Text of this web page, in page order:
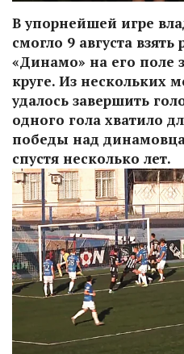
В упорнейшей игре
смогло 9 августа
«Динамо» на его поле
круге. Из нескольких
удалось завершить
одного гола хватило
победы над
спустя несколько лет.